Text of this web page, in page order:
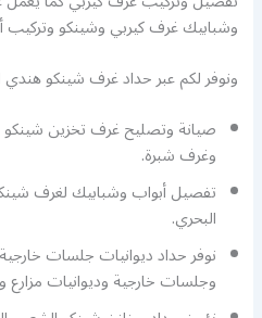
وشبابيك غرف كيربي وشينكو وتركيب
ونوفر لكم عبر حداد غرف شينكو هندي
صيانة وتصليح غرف تخزين
وغرف شبرة.
تفصيل أبواب وشبابيك لغرف
البحري.
نوفر حداد ديوانيات جلسات
وجلسات خارجية وديوانيات